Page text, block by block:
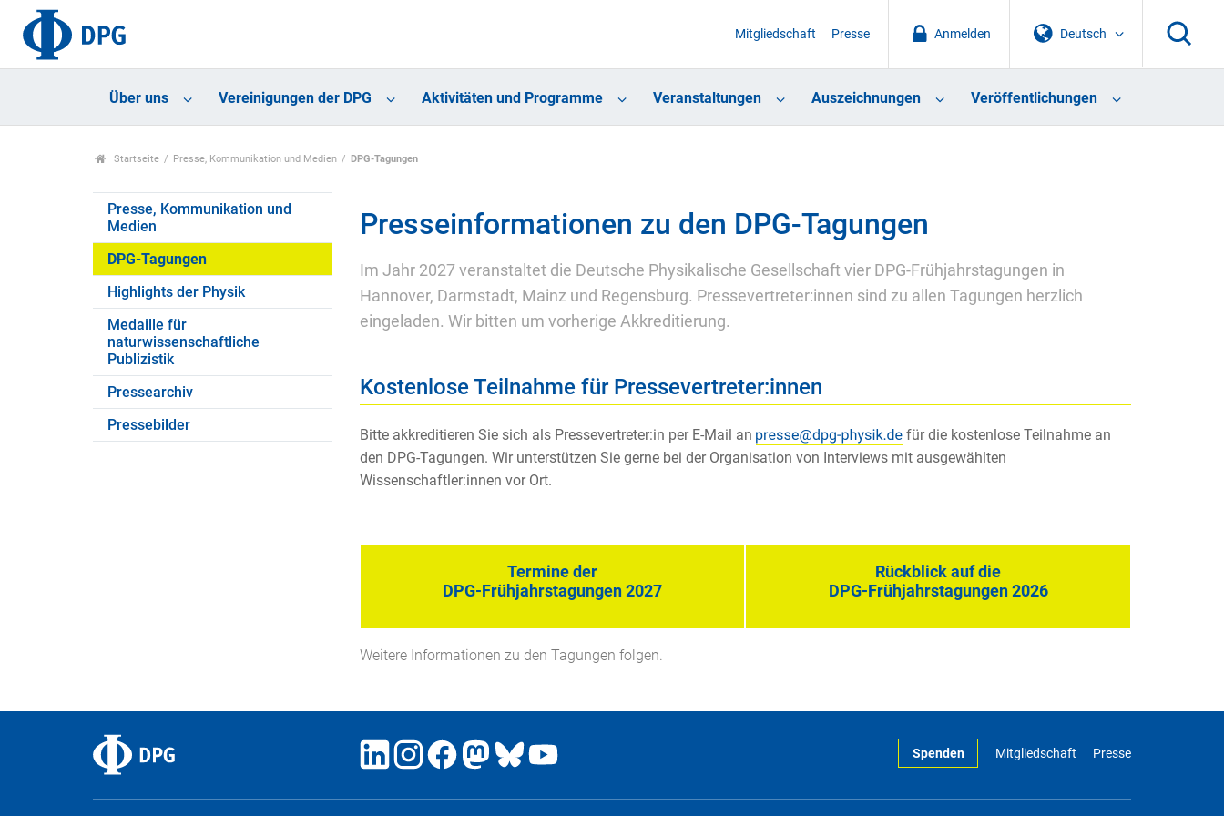
Deutsch
Anmelden
Mitgliedschaft Presse
Über uns Vereinigungen der DPG Aktivitäten und Programme Veranstaltungen Auszeichnungen Veröffentlichungen
Startseite Presse, Kommunikation und Medien DPG-Tagungen
Presse, Kommunikation und
Medien
DPG-Tagungen
Highlights der Physik
Medaille für
naturwissenschaftliche
Publizistik
Pressearchiv
Pressebilder
Presseinformationen zu den DPG-Tagungen
Im Jahr 2027 veranstaltet die Deutsche Physikalische Gesellschaft vier DPG-Frühjahrstagungen in
Hannover, Darmstadt, Mainz und Regensburg. Pressevertreter:innen sind zu allen Tagungen herzlich
eingeladen. Wir bitten um vorherige Akkreditierung.
Kostenlose Teilnahme für Pressevertreter:innen
Bitte akkreditieren Sie sich als Pressevertreter:in per E-Mail an
für die kostenlose Teilnahme an
den DPG-Tagungen. Wir unterstützen Sie gerne bei der Organisation von Interviews mit ausgewählten
Wissenschaftler:innen vor Ort.
Termine der
DPG-Frühjahrstagungen 2027
Rückblick auf die
DPG-Frühjahrstagungen 2026
Weitere Informationen zu den Tagungen folgen.
Spenden Mitgliedschaft Presse